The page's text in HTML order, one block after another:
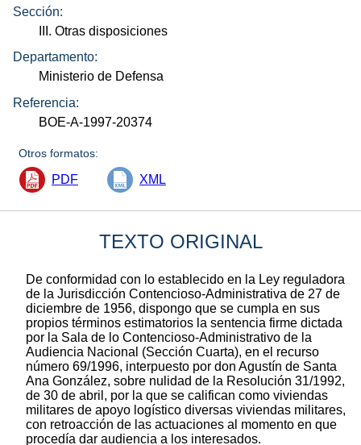
Sección:
III. Otras disposiciones
Departamento:
Ministerio de Defensa
Referencia:
BOE-A-1997-20374
Otros formatos:
PDF XML
TEXTO ORIGINAL
De conformidad con lo establecido en la Ley reguladora
de la Jurisdicción Contencioso-Administrativa de 27 de
diciembre de 1956, dispongo que se cumpla en sus
propios términos estimatorios la sentencia firme dictada
por la Sala de lo Contencioso-Administrativo de la
Audiencia Nacional (Sección Cuarta), en el recurso
número 69/1996, interpuesto por don Agustín de Santa
Ana González, sobre nulidad de la Resolución 31/1992,
de 30 de abril, por la que se califican como viviendas
militares de apoyo logístico diversas viviendas militares,
con retroacción de las actuaciones al momento en que
procedía dar audiencia a los interesados.